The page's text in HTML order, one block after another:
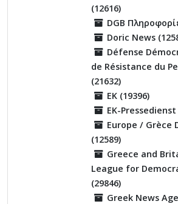
(12616)
DGB
Doric News
Défense
de Résistance du
(21632)
EK (19396)
EK-Pressedienst
Europe / Grèce
(12589)
Greece and
League for
(29846)
Greek News